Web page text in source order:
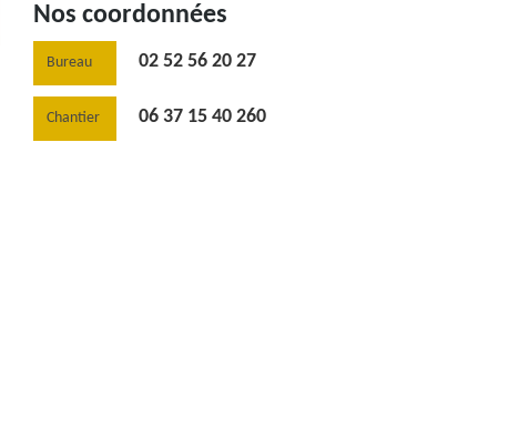
Nos coordonnées
Bureau 02 52 56 20 27
Chantier 06 37 15 40 260